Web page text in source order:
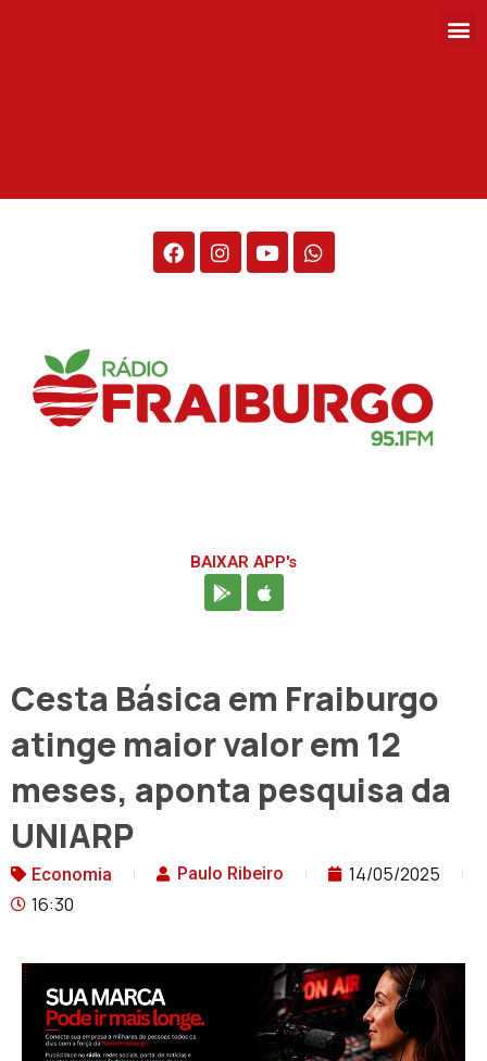
BAIXAR APP's
Cesta Básica em Fraiburgo
atinge maior valor em 12
meses, aponta pesquisa da
UNIARP
Economia Paulo Ribeiro
14/05/2025
16:30